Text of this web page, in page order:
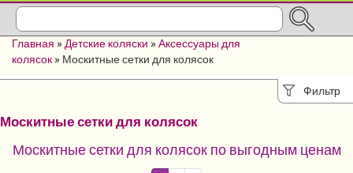
Кроватки для новорожденных
Конверты, муфты
Детский транспорт
Главная »Детские коляски »Аксессуары для
колясок » Москитные сетки для колясок
Фильтр
Москитные сетки для колясок
Москитные сетки для колясок по выгодным ценам